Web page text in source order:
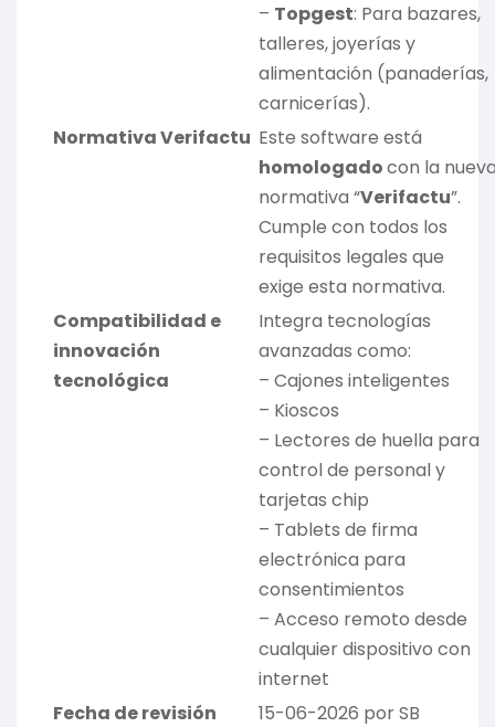
– Topgest: Para bazares,
talleres, joyerías y
alimentación (panaderías,
carnicerías).
Normativa Verifactu Este software está
homologadocon la
normativa “Verifactu”.
Cumple con todos los
requisitos legales que
exige esta normativa.
Compatibilidad e
innovación
tecnológica
Integra tecnologías
avanzadas como:
– Cajones inteligentes
– Kioscos
– Lectores de huella para
control de personal y
tarjetas chip
– Tablets de firma
electrónica para
consentimientos
– Acceso remoto desde
cualquier dispositivo con
internet
Fecha de revisión
15-06-2026 por SB